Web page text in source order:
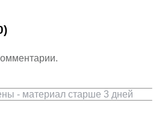
- материал старше 3 дней